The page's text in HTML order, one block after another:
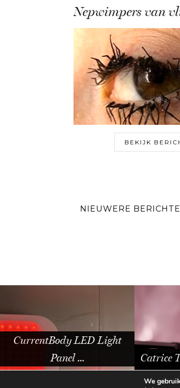
BEKIJK
NIEUWERE
Catrice Trend Drop Glass …
We